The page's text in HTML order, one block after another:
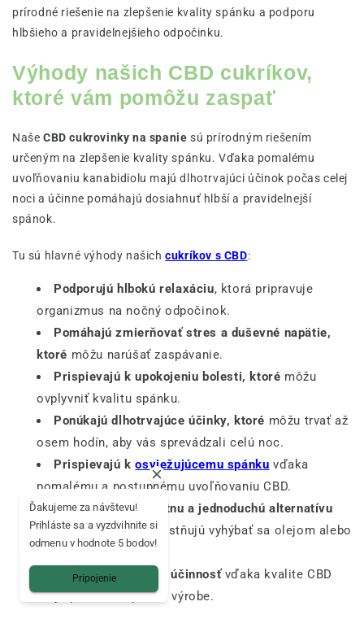
prírodné riešenie na zlepšenie kvality spánku a podporu
hlbšieho a pravidelnejšieho odpočinku.
Výhody našich CBD cukríkov,
ktoré vám pomôžu zaspať
Naše CBD cukrovinky na spanie sú prírodným riešením
určeným na zlepšenie kvality spánku. Vďaka pomalému
uvoľňovaniu kanabidiolu majú dlhotrvajúci účinok počas celej
noci a účinne pomáhajú dosiahnuť hlbší a pravidelnejší
spánok.
Tu sú hlavné výhody našichcukríkov s CBD:
Podporujú hlbokú relaxáciu, ktorá pripravuje
organizmus na nočný odpočinok.
Pomáhajú zmierňovať stres a duševné napätie,
ktoré môžu narúšať zaspávanie.
Prispievajú k upokojeniu bolesti, ktoré môžu
ovplyvniť kvalitu spánku.
Ponúkajú dlhotrvajúce účinky, ktoré môžu trvať až
osem hodín, aby vás sprevádzali celú noc.
Prispievajú kosviežujúcemu spánku vďaka
pomalému a postupnému uvoľňovaniu CBD.
Predstavujú diskrétnu a jednoduchú alternatívu
pre tých, ktorí uprednostňujú vyhýbať sa olejom alebo
Zaručujú optimálnu účinnosťvďaka kvalite CBD
oleja použitého pri ich výrobe.
Ďakujeme za návštevu!
Prihláste sa a vyzdvihnite si
odmenu v hodnote 5 bodov!
Pripojenie